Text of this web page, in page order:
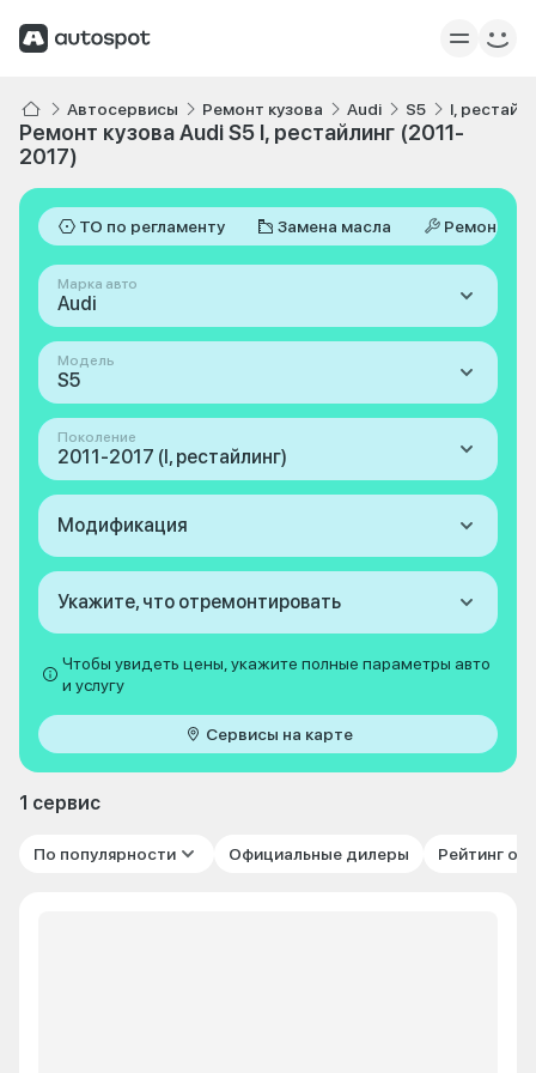
Автосервисы Ремонт кузова Audi S5 I,
Ремонт кузова Audi S5 I, рестайлинг (2011-
2017)
ТО по регламенту Замена масла Ремонт
Марка авто
Audi
Модель
S5
Поколение
2011-2017 (I, рестайлинг)
Модификация
Укажите, что отремонтировать
Чтобы увидеть цены, укажите полные параметры авто
и услугу
Сервисы на карте
1 сервис
По популярности Официальные дилеры Рейтинг